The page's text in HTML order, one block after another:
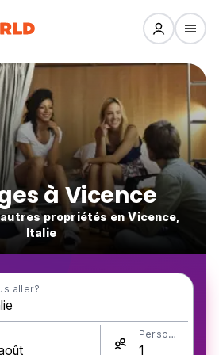
à Vicence
propriétés en Vicence,
Italie
aller?
Personnes